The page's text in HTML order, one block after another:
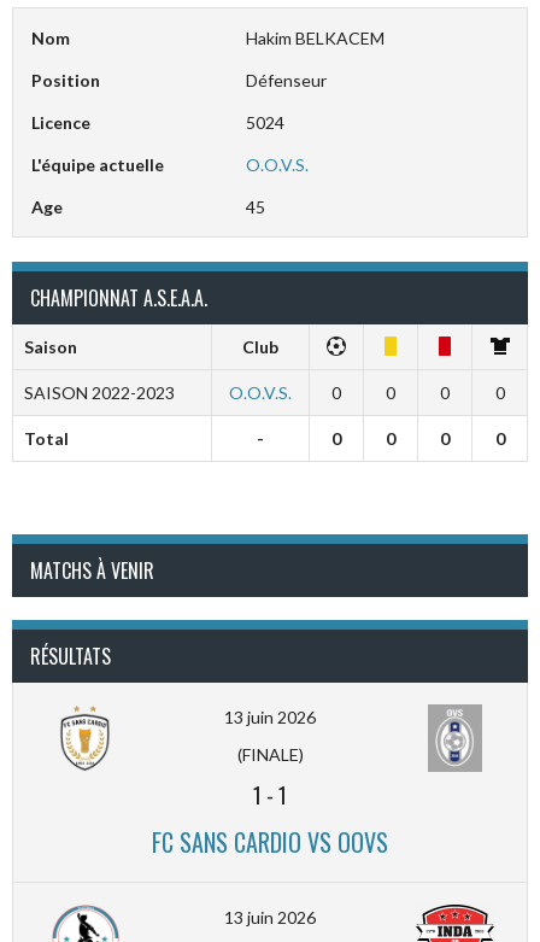
Nom Hakim BELKACEM
Position Défenseur
Licence 5024
L'équipe actuelle O.O.V.S.
Age 45
CHAMPIONNAT A.S.E.A.A.
Saison Club
SAISON 2022-2023 O.O.V.S. 0 0 0 0
Total - 0 0 0 0
MATCHS À VENIR
RÉSULTATS
13 juin 2026
(FINALE)
1 -1
FC SANS CARDIO VS OOVS
13 juin 2026